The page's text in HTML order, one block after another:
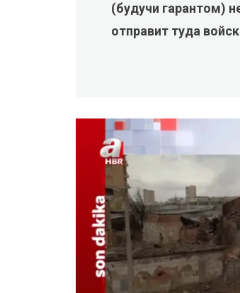
(будучи гарантом)
отправит туда